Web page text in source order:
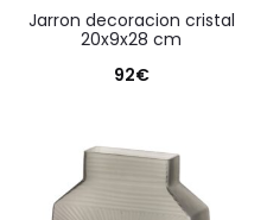
jarron decoracion cristal
20x9x28 cm
92€